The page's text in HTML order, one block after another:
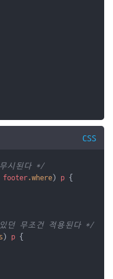
CSS
시된다 */
footer.where) p {
던 무조건 적용된다 */
) p {